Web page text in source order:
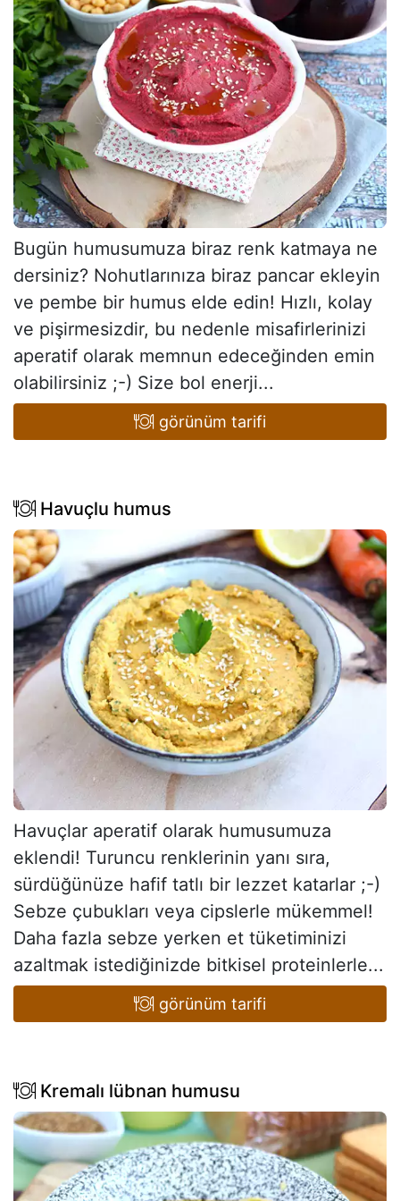
Bugün humusumuza biraz renk katmaya ne
dersiniz? Nohutlarınıza biraz pancar ekleyin
ve pembe bir humus elde edin! Hızlı, kolay
ve pişirmesizdir, bu nedenle misafirlerinizi
aperatif olarak memnun edeceğinden emin
olabilirsiniz ;-) Size bol enerji...
görünüm tarifi
Havuçlu humus
Havuçlar aperatif olarak humusumuza
eklendi! Turuncu renklerinin yanı sıra,
sürdüğünüze hafif tatlı bir lezzet katarlar ;-)
Sebze çubukları veya cipslerle mükemmel!
Daha fazla sebze yerken et tüketiminizi
azaltmak istediğinizde bitkisel proteinlerle...
görünüm tarifi
Kremalı lübnan humusu